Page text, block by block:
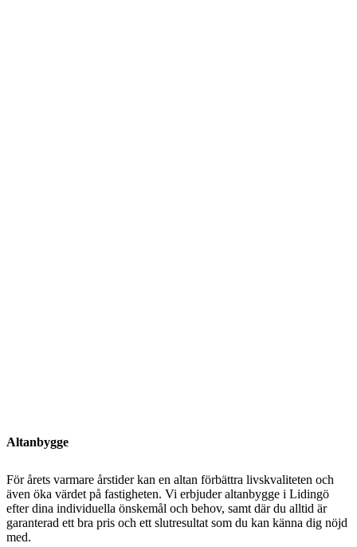
Altanbygge
För årets varmare årstider kan en altan förbättra livskvaliteten och
även öka värdet på fastigheten. Vi erbjuder altanbygge i Lidingö
efter dina individuella önskemål och behov, samt där du alltid är
garanterad ett bra pris och ett slutresultat som du kan känna dig nöjd
med.